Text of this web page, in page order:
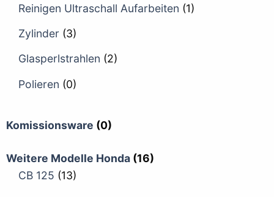
Reinigen Ultraschall Aufarbeiten (1)
Zylinder (3)
Glasperlstrahlen (2)
Polieren (0)
Komissionsware (0)
Weitere Modelle Honda (16)
CB 125 (13)